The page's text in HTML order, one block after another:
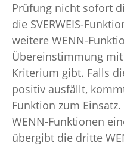
Prüfung nicht sofort
die SVERWEIS-
weitere WENN-
Übereinstimmung
Kriterium gibt. Falls
positiv ausfällt,
Funktion zum
WENN-Funktionen
übergibt die dritte